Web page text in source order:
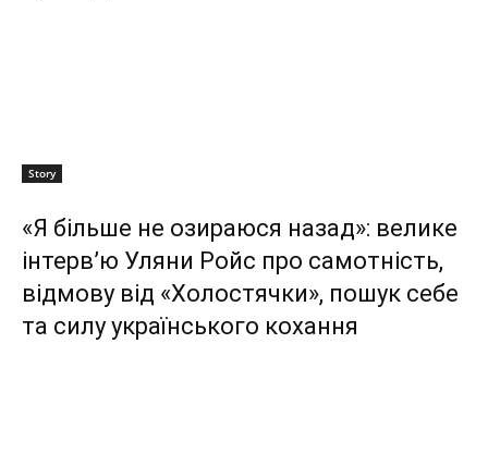
Story
«Я більше не озираюся назад»: велике
інтерв’ю Уляни Ройс про самотність,
відмову від «Холостячки», пошук себе
та силу українського кохання